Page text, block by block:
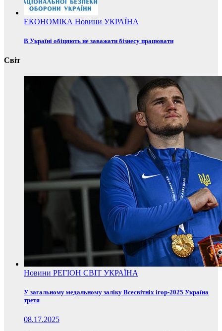
ЕКОНОМІКА Новини УКРАЇНА
В Україні обіцяють не заважати бізнесу працювати
Світ
Новини РЕГІОН СВІТ УКРАЇНА
У загальному медальному заліку Всесвітніх ігор-2025 Україна
третя
08.17.2025